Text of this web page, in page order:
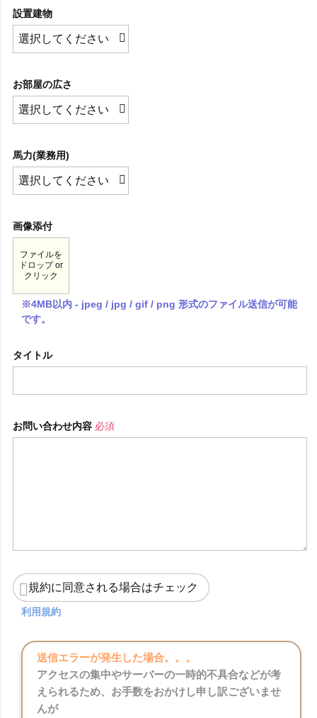
設置建物
お部屋の広さ
馬力(業務用)
画像添付
ファイルを
ドロップ or
クリック
※4MB以内 - jpeg / jpg / gif / png 形式のファイル送信が可能
です。
タイトル
お問い合わせ内容 必須
規約に同意される場合はチェック
利用規約
送信エラーが発生した場合。。。
アクセスの集中やサーバーの一時的不具合などが考
えられるため、お手数をおかけし申し訳ございませ
んが